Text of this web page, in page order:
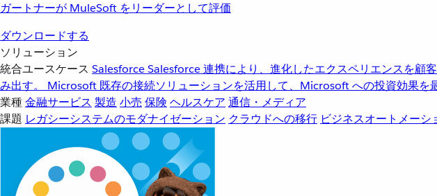
ガートナーが MuleSoft をリーダーとして評価
ダウンロードする
ソリューション
統合ユースケース SalesforceSalesforce 連携により、進化したエクスペリエンスを顧
み出す。
Microsoft 既存の接続ソリューションを活用して、Microsoft への投資効果を
業種金融サービス 製造 小売 保険 ヘルスケア 通信・メディア
課題 レガシーシステムのモダナイゼーション クラウドへの移行 ビジネスオートメーシ